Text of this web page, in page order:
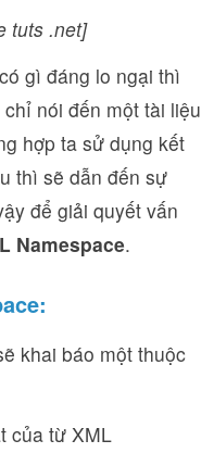
tuts .net]
gì đáng lo ngại thì
nói đến một tài liệu
hợp ta sử dụng kết
thì sẽ dẫn đến sự
để giải quyết vấn
Namespace.
khai báo một thuộc
của từ XML